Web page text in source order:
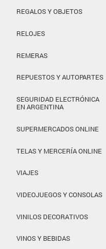
REGALOS Y OBJETOS
RELOJES
REMERAS
REPUESTOS Y AUTOPARTES
SEGURIDAD ELECTRÓNICA
EN ARGENTINA
SUPERMERCADOS ONLINE
TELAS Y MERCERÍA ONLINE
VIAJES
VIDEOJUEGOS Y CONSOLAS
VINILOS DECORATIVOS
VINOS Y BEBIDAS